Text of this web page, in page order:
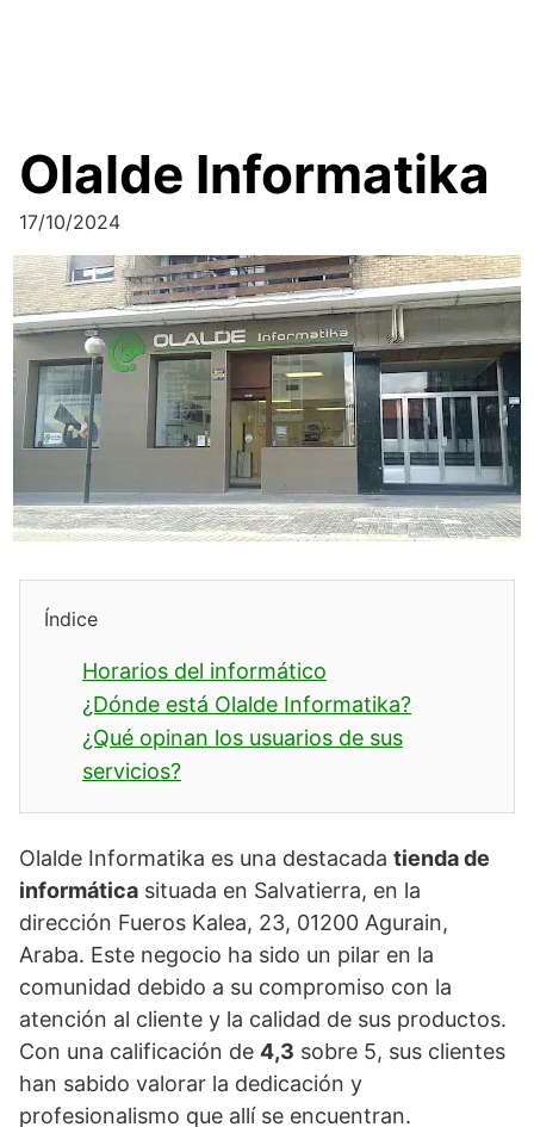
Olalde Informatika
17/10/2024
Índice
Horarios del informático
¿Dónde está Olalde Informatika?
¿Qué opinan los usuarios de sus
servicios?
Olalde Informatika es una destacada tienda de
informática situada en Salvatierra, en la
dirección Fueros Kalea, 23, 01200 Agurain,
Araba. Este negocio ha sido un pilar en la
comunidad debido a su compromiso con la
atención al cliente y la calidad de sus productos.
Con una calificación de 4,3 sobre 5, sus clientes
han sabido valorar la dedicación y
profesionalismo que allí se encuentran.